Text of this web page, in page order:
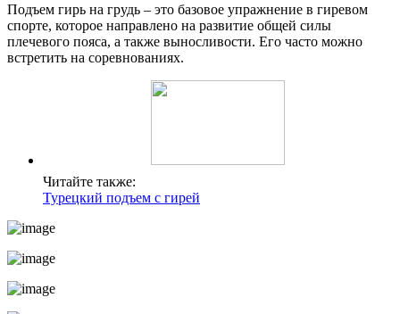
Подъем гирь на грудь – это базовое упражнение в гиревом
спорте, которое направлено на развитие общей силы
плечевого пояса, а также выносливости. Его часто можно
встретить на соревнованиях.
Читайте также:
Турецкий подъем с гирей